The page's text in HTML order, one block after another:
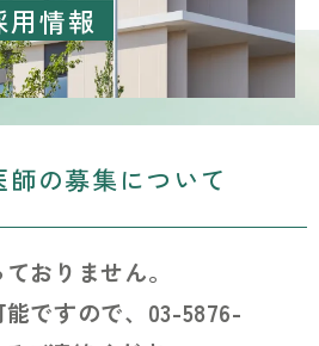
用情報
師の募集について
おりません。
ですので、03-5876-